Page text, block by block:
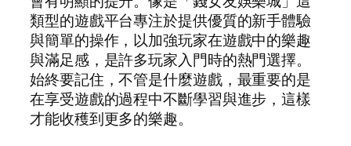
類型的遊戲平台專注於提供優質的新手體驗
與簡單的操作，以加強玩家在遊戲中的樂趣
與滿足感，是許多玩家入門時的熱門選擇。
始終要記住，不管是什麼遊戲，最重要的是
在享受遊戲的過程中不斷學習與進步，這樣
才能收穫到更多的樂趣。